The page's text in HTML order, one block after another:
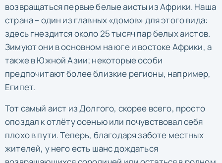
возвращаться первые белые аисты из Африки. Наша
страна – один из главных «домов» для этого вида:
здесь гнездится около 25 тысяч пар белых аистов.
Зимуют они в основном на юге и востоке Африки, а
также в Южной Азии; некоторые особи
предпочитают более близкие регионы, например,
Египет.
Тот самый аист из Долгого, скорее всего, просто
опоздал к отлёту осенью или почувствовал себя
плохо в пути. Теперь, благодаря заботе местных
жителей, у него есть шанс дождаться